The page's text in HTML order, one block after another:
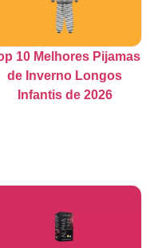
10 Melhores Pijamas
de Inverno Longos
Infantis de 2026